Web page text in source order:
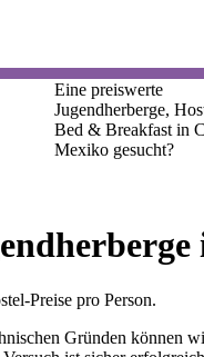
Eine preiswerte
Jugendherberge,
Bed & Breakfast in
Mexiko gesucht?
Preise pro Person.
Gründen können